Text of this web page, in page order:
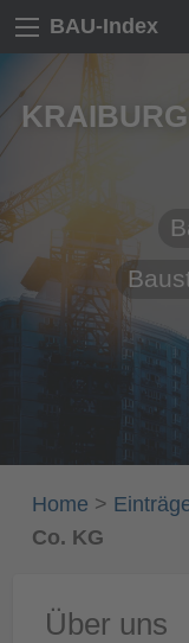
BAU-Index
Home >
Co. KG
Über uns